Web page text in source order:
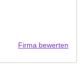
Firma bewerten